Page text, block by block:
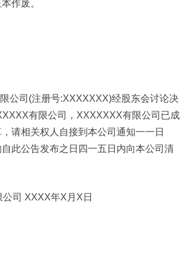
作废。
公司(注册号:XXXXXXX)经股东会讨论决
有限公司，XXXXXXX有限公司已成
请相关权人自接到本公司通知一一日
此公告发布之日四一五日内向本公司清
司 XXXX年X月X日